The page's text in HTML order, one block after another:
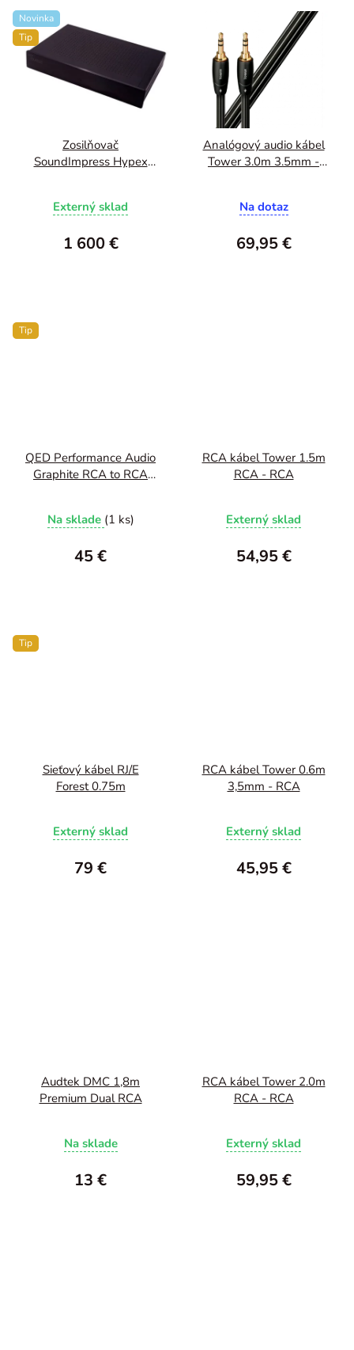
hviezdičiek.
Novinka
Tip
Zosilňovač
SoundImpress Hypex
Externý sklad
1 600 €
Analógový audio kábel
Tower 3.0m 3.5mm -
Na dotaz
69,95 €
Tip
QED Performance Audio
Graphite RCA to RCA
Na sklade (1 ks)
45 €
RCA kábel Tower 1.5m
RCA - RCA
Externý sklad
54,95 €
Tip
Sieťový kábel RJ/E
Forest 0.75m
Externý sklad
79 €
RCA kábel Tower 0.6m
3,5mm - RCA
Externý sklad
45,95 €
Audtek DMC 1,8m
Premium Dual RCA
Na sklade
13 €
RCA kábel Tower 2.0m
RCA - RCA
Externý sklad
59,95 €